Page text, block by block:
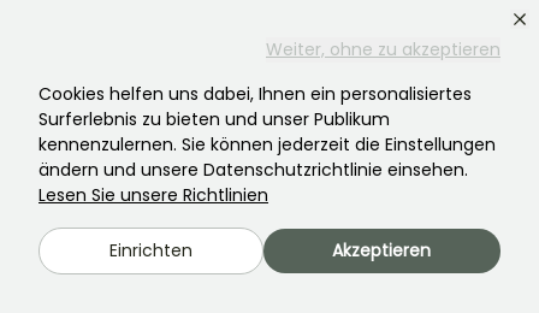
Weiter, ohne zu akzeptieren
Cookies helfen uns dabei, Ihnen ein personalisiertes
Surferlebnis zu bieten und unser Publikum
kennenzulernen. Sie können jederzeit die Einstellungen
ändern und unsere Datenschutzrichtlinie einsehen.
Lesen Sie unsere Richtlinien
Einrichten Akzeptieren
Treten Sie der Community der Pflanzenverrückten bei!
PROMESSE DE FLEURS DIENSTLEISTUNGEN